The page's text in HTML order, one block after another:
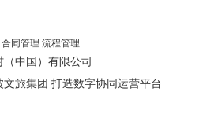
同管理 流程管理
中国）有限公司
旅集团 打造数字协同运营平台